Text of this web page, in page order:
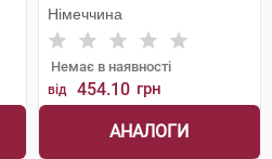
флакон
Німеччина
Немає в наявності
від 454.10 грн
АНАЛОГИ